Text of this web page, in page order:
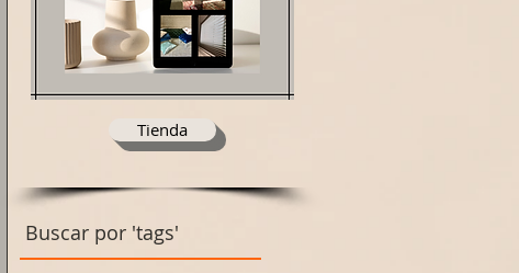
Tienda
Buscar por 'tags'